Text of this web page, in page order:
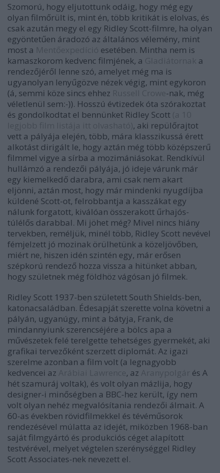
Szomorú, hogy eljutottunk odáig, hogy még egy
olyan filmőrült is, mint én, több kritikát is elolvas, és
csak azután megy el egy Ridley Scott-filmre, ha olyan
egyöntetűen áradozó az általános vélemény, mint
most a
esetében. Mintha nem is
kamaszkorom kedvenc filmjének, a
a
rendezőjéről lenne szó, amelyet még ma is
ugyanolyan lenyűgözve nézek végig, mint egykoron
(á, semmi köze sincs ehhez
-nak, még
véletlenül sem:-)). Hosszú évtizedek óta szórakoztat
és gondolkodtat el bennünket Ridley Scott
, aki repülőrajtot
vett a pályája elején, több, mára klasszikussá érett
alkotást dirigált le, hogy aztán még több középszerű
filmmel vigye a sírba a mozimániásokat. Rendkívül
hullámzó a rendezői pályája, jó ideje várunk már
egy kiemelkedő darabra, ami csak nem akart
eljönni, aztán most, hogy már mindenki nyugdíjba
küldené Scott-ot, felrobbantja a kasszákat egy
nálunk forgatott, kiválóan összerakott űrhajós-
túlélős darabbal. Mi jöhet még? Mivel nincs hiány
tervekben, reméljük, minél több, Ridley Scott nevével
fémjelzett jó mozinak örülhetünk a közeljövőben,
miért ne, hiszen idén szintén egy, már erősen
szépkorú rendező hozza vissza a hitünket abban,
hogy születnek még földhöz vágósan jó filmek.
Ridley Scott 1937-ben született South Shields-ben,
katonacsaládban. Édesapját szerette volna követni a
pályán, ugyanúgy, mint a bátyja, Frank, de
mindannyiunk szerencséjére a bölcs apa a
művészetek felé terelgette tehetséges gyermekét, aki
grafikai tervezőként szerzett diplomát. Az igazi
szerelme azonban a film volt (a legnagyobb
kedvencei az
, az
és A
hét szamuráj voltak), és volt olyan mázlija, hogy
designer-i minőségben a BBC-hez került, így nem
volt olyan nehéz megvalósítania rendezői álmait. A
60-as években rövidfilmekkel és tévéműsorok
rendezésével múlatta az idejét, miközben 1968-ban
saját filmgyártó és produkciós céget alapított
testvérével, melyet végtelen szerénységgel Ridley
ScottAssociates-nek nevezett el.